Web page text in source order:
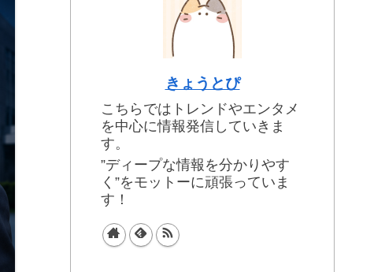
きょうとぴ
こちらではトレンドやエンタメ
を中心に情報発信していきま
す。
”ディープな情報を分かりやす
く”をモットーに頑張っていま
す！